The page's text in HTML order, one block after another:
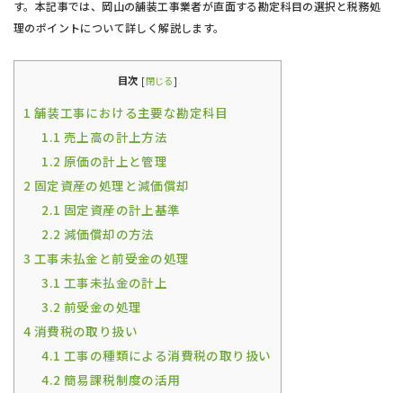
す。本記事では、岡山の舗装工事業者が直面する勘定科目の選択と税務処
理のポイントについて詳しく解説します。
目次 [閉じる]
1 舗装工事における主要な勘定科目
1.1 売上高の計上方法
1.2 原価の計上と管理
2 固定資産の処理と減価償却
2.1 固定資産の計上基準
2.2 減価償却の方法
3 工事未払金と前受金の処理
3.1 工事未払金の計上
3.2 前受金の処理
4 消費税の取り扱い
4.1 工事の種類による消費税の取り扱い
4.2 簡易課税制度の活用